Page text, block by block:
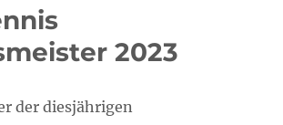
2023
der diesjährigen